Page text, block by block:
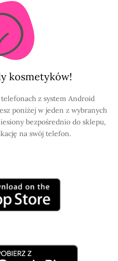
kosmetyków!
z system Android
poniżej w jeden z wybranych
bezpośrednio do sklepu,
na swój telefon.